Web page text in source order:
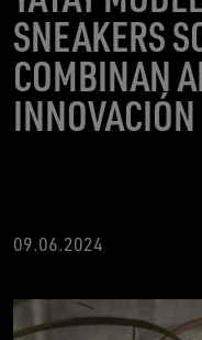
SNEAKERS
COMBINAN
INNOVACIÓN
09.06.2024